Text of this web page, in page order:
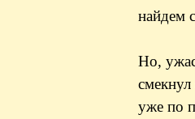
найдем
Но,
уже по